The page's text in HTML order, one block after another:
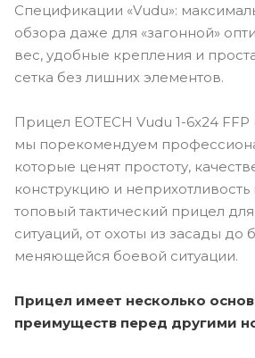
Спецификации «Vudu»:
обзора даже для «загонной»
вес, удобные крепления и
сетка без лишних элементов.
Прицел EOTECH Vudu 1-6x24 FFP
мы порекомендуем
которые ценят простоту,
конструкцию и
топовый тактический прицел
ситуаций, от охоты из засады до
меняющейся боевой ситуации.
Прицел имеет несколько
преимуществ перед другими